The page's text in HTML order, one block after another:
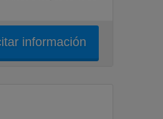
información